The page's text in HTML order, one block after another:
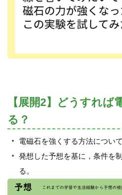
【展開2】どうすれば
る？
電磁石を強くする方法につい
発想した予想を基に，条件を
る。